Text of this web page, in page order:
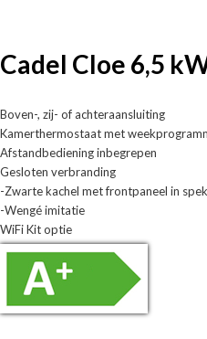
Cadel Cloe 6,5
Boven-, zij- of achteraansluiting
Kamerthermostaat met
Afstandbediening inbegrepen
Gesloten verbranding
-Zwarte kachel met frontpaneel in
-Wengé imitatie
WiFi Kit optie